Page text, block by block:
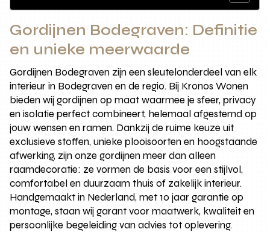
Gordijnen Bodegraven: Definitie
en unieke meerwaarde
Gordijnen Bodegraven zijn een sleutelonderdeel van elk
interieur in Bodegraven en de regio. Bij Kronos Wonen
bieden wij gordijnen op maat waarmee je sfeer, privacy
en isolatie perfect combineert, helemaal afgestemd op
jouw wensen en ramen. Dankzij de ruime keuze uit
exclusieve stoffen, unieke plooisoorten en hoogstaande
afwerking, zijn onze gordijnen meer dan alleen
raamdecoratie: ze vormen de basis voor een stijlvol,
comfortabel en duurzaam thuis of zakelijk interieur.
Handgemaakt in Nederland, met 10 jaar garantie op
montage, staan wij garant voor maatwerk, kwaliteit en
persoonlijke begeleiding van advies tot oplevering.